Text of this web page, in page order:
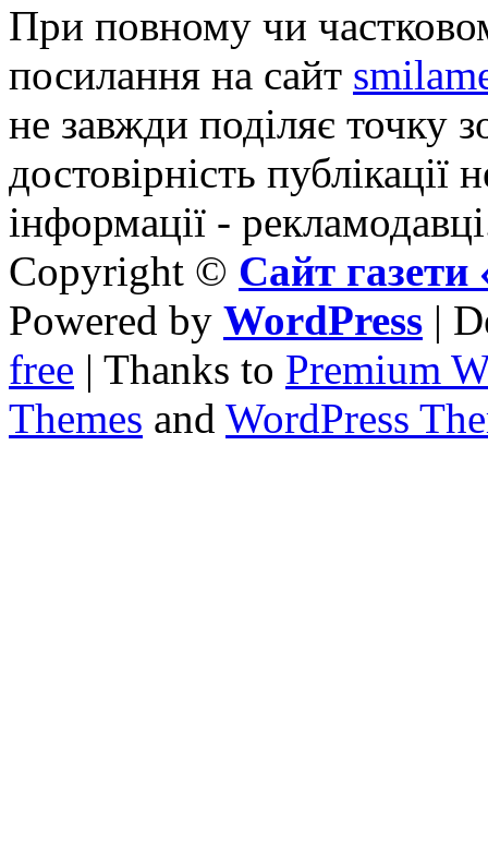
При повному чи
посилання на сайт
не завжди поділяє точку
достовірність публікації
інформації -
Copyright © Сайт
Powered by WordPress |
free | Thanks to Premium
Themes and WordPress